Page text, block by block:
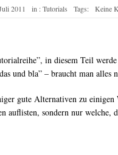
2011 in :Tutorials Tags: Keine
in diesem Teil
und bla” – braucht man alles
gute Alternativen zu
auflisten, sondern nur welche,